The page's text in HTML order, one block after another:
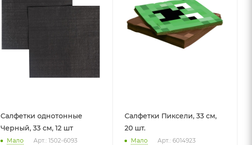
Салфетки однотонные
Черный, 33 см, 12 шт
Мало Арт.: 1502-6093
Салфетки Пиксели, 33 см,
20 шт.
Мало Арт.: 6014923